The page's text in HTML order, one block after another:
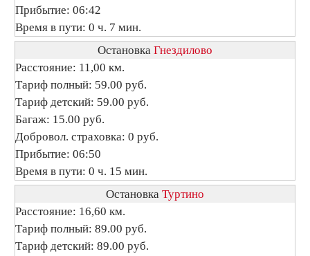
Прибытие: 06:42
Время в пути: 0 ч. 7 мин.
Остановка Гнездилово
Расстояние: 11,00 км.
Тариф полный: 59.00 руб.
Тариф детский: 59.00 руб.
Багаж: 15.00 руб.
Добровол. страховка: 0 руб.
Прибытие: 06:50
Время в пути: 0 ч. 15 мин.
Остановка Туртино
Расстояние: 16,60 км.
Тариф полный: 89.00 руб.
Тариф детский: 89.00 руб.